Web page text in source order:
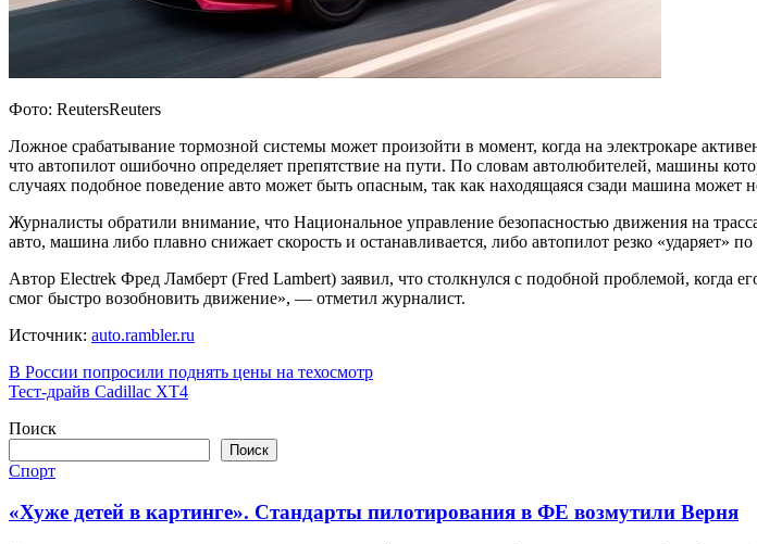
Фото: ReutersReuters
Ложное срабатывание тормозной системы может произойти в момент, когда на электрокаре
что автопилот ошибочно определяет препятствие на пути. По словам автолюбителей, машины
случаях подобное поведение авто может быть опасным, так как находящаяся сзади машина может
Журналисты обратили внимание, что Национальное управление безопасностью движения на
авто, машина либо плавно снижает скорость и останавливается, либо автопилот резко «ударяет»
Автор Electrek Фред Ламберт (Fred Lambert) заявил, что столкнулся с подобной проблемой,
смог быстро возобновить движение», — отметил журналист.
Источник: auto.rambler.ru
Навигация
по
записям
В России попросили поднять цены на техосмотр
Тест-драйв Cadillac XT4
Поиск
Поиск
Спорт
«Хуже детей в картинге». Стандарты пилотирования в ФЕ возмутили Верня